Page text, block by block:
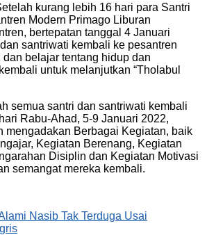
kurang lebih 16 hari para Santri
Modern Primago Liburan
bertepatan tanggal 4 Januari
santriwati kembali ke pesantren
dan belajar tentang hidup dan
untuk melanjutkan “Tholabul
semua santri dan santriwati kembali
Rabu-Ahad, 5-9 Januari 2022,
mengadakan Berbagai Kegiatan, baik
Kegiatan Berenang, Kegiatan
Disiplin dan Kegiatan Motivasi
semangat mereka kembali.
Nasib Tak Terduga Usai